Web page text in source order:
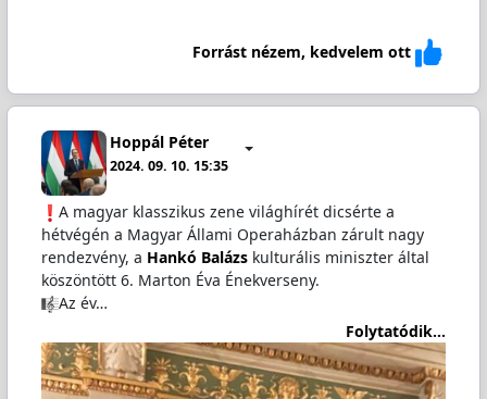
Forrást nézem, kedvelem ott
Hoppál Péter
2024. 09. 10. 15:35
️A magyar klasszikus zene világhírét dicsérte a
hétvégén a Magyar Állami Operaházban zárult nagy
rendezvény, a Hankó Balázskulturális miniszter által
köszöntött 6. Marton Éva Énekverseny.
Az év…
Folytatódik...